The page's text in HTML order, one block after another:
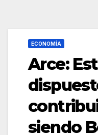
ECONOMÍA
Arce:
siendo